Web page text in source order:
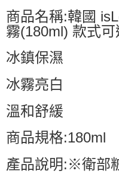
商品名稱:韓國
霧(180ml) 款式可
冰鎮保濕
冰霧亮白
溫和舒緩
商品規格:180ml
產品說明:※衛部